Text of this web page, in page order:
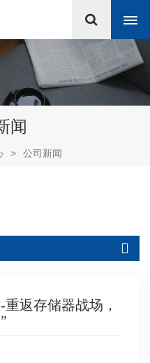
闻
> 公司新闻
返存储器战场，